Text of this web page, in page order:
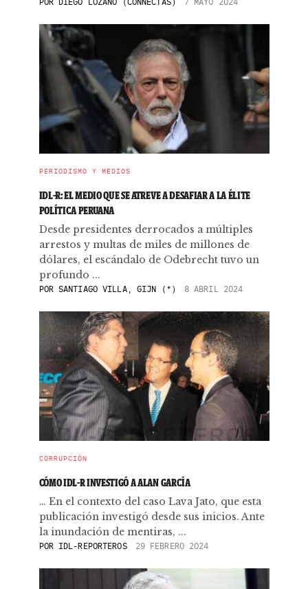
PERIODISMO Y MEDIOS
IDL-R: EL MEDIO QUE SE ATREVE A DESAFIAR A LA ÉLITE
POLÍTICA PERUANA
Desde presidentes derrocados a múltiples
arrestos y multas de miles de millones de
dólares, el escándalo de Odebrecht tuvo un
profundo ...
PORSANTIAGO VILLA, GIJN (*) 8 ABRIL 2024
CORRUPCIÓN
CÓMO IDL-R INVESTIGÓ A ALAN GARCÍA
… En el contexto del caso Lava Jato, que esta
publicación investigó desde sus inicios. Ante
la inundación de mentiras, ...
POR IDL-REPORTEROS 29 FEBRERO 2024